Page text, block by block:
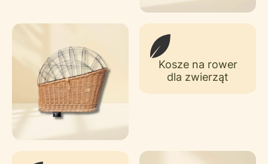
Kosze na rower
dla zwierząt